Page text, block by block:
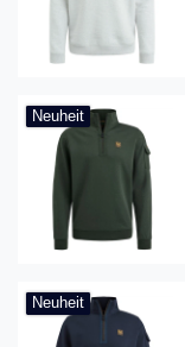
Neuheit
Neuheit